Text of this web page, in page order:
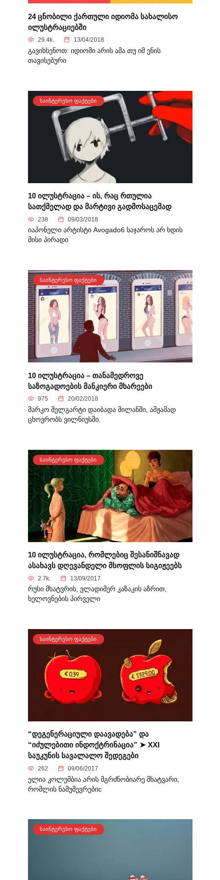
24 ცნობილი ქართული იდიომა სახალისო
ილუსტრაციებში
29.4k. 13/04/2018
გავიხსენოთ: იდიომი არის ამა თუ იმ ენის
თავისებური
ᲡᲐᲘᲜᲢᲔᲠᲔᲡᲝ ᲤᲐᲥᲢᲔᲑᲘ
10 ილუსტრაცია – ის, რაც რთულია
სათქმელად და მარტივი გადმოსაცემად
238 09/03/2018
იაპონელი არტისტი Avogado6 საჯაროს არ ხდის
მისი პირადი
ᲡᲐᲘᲜᲢᲔᲠᲔᲡᲝ ᲤᲐᲥᲢᲔᲑᲘ
10 ილუსტრაცია – თანამედროვე
საზოგადოების მანკიერი მხარეები
975 20/02/2018
მარკო მელგარტი დაიბადა მილანში, ამჟამად
ცხოვრობს ვილნიუსში.
ᲡᲐᲘᲜᲢᲔᲠᲔᲡᲝ ᲤᲐᲥᲢᲔᲑᲘ
10 ილუსტრაცია, რომლებიც შესანიშნავად
ასახავს დღევანდელი მსოფლის სიგიჟეებს
2.7k. 13/09/2017
რუსი მხატვრის, ვლადიმერ კაზაკის აზრით,
ხელოვნების პირველი
ᲡᲐᲘᲜᲢᲔᲠᲔᲡᲝ ᲤᲐᲥᲢᲔᲑᲘ
“დეგენერაციული დაავადება” და
“იძულებითი ინდოქტრინაცია” ➤ XXI
საუკუნის სავალალო შედეგები
262 09/06/2017
ელია კოლუმბია არის მგრძნობიარე მხატვარი,
რომლის ნამუშევრებიc
ᲡᲐᲘᲜᲢᲔᲠᲔᲡᲝ ᲤᲐᲥᲢᲔᲑᲘ